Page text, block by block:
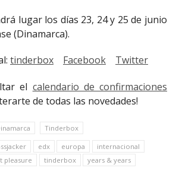
lugar los días 23, 24 y 25 de junio
(Dinamarca).
tinderbox Facebook Twitter
el calendario de confirmaciones
de todas las novedades!
Tinderbox
edx europa
internacional
pleasure tinderbox years & years